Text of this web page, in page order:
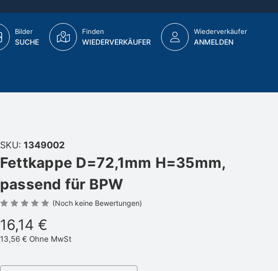
Bilder
SUCHE
Finden
WIEDERVERKÄUFER
Wiederverkäufer
ANMELDEN
SKU: 1349002
Fettkappe D=72,1mm H=35mm,
passend für BPW
(Noch keine Bewertungen)
16,14 €
13,56 € Ohne MwSt